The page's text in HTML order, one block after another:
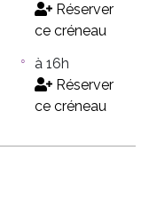
Réserver
ce créneau
à 16h
Réserver
ce créneau